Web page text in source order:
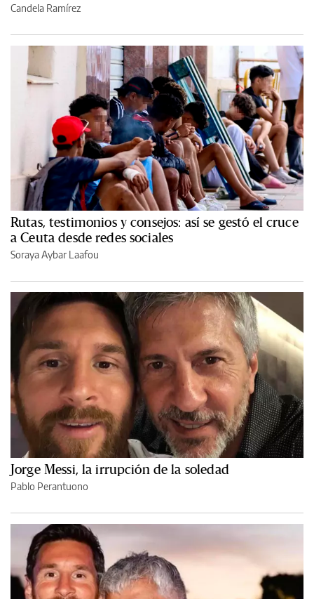
Candela Ramírez
Rutas, testimonios y consejos: así se gestó el cruce
a Ceuta desde redes sociales
Soraya Aybar Laafou
Jorge Messi, la irrupción de la soledad
Pablo Perantuono